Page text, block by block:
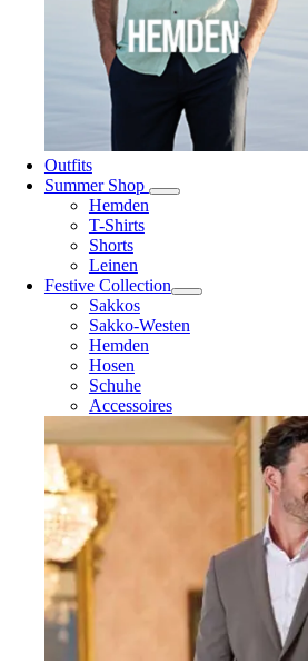
Outfits
Summer Shop
Hemden
T-Shirts
Shorts
Leinen
Festive Collection
Sakkos
Sakko-Westen
Hemden
Hosen
Schuhe
Accessoires